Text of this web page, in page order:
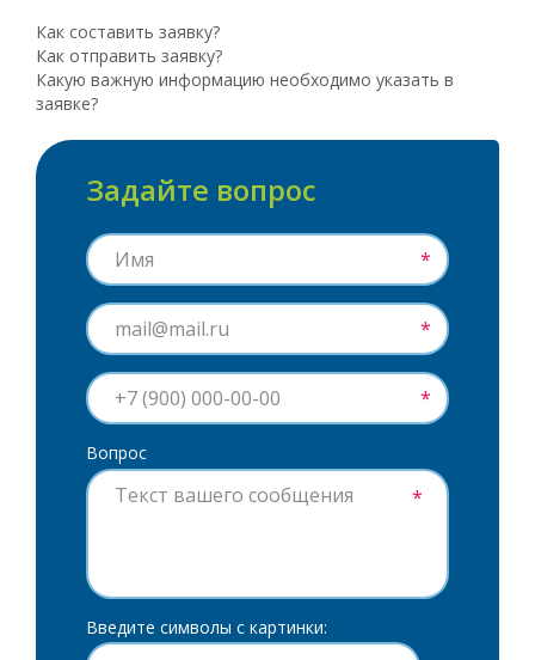
Как составить заявку?
Как отправить заявку?
Какую важную информацию необходимо указать в
заявке?
Задайте вопрос
*
*
*
Вопрос
*
Введите символы с картинки: